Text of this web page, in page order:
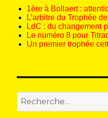
1ère à Bollaert :
L’arbitre du Trophée
LdC : du changement
Le numéro 8 pour
Un premier trophée
pour
: